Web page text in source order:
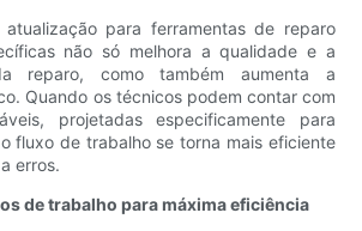
para ferramentas de reparo
não só melhora a qualidade e a
reparo, como também aumenta a
Quando os técnicos podem contar com
projetadas especificamente para
fluxo de trabalho se torna mais eficiente
erros.
de trabalho para máxima eficiência